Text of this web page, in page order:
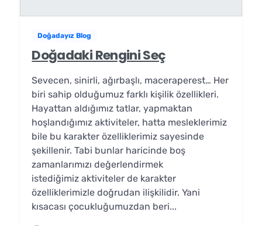
Doğadayız Blog
Doğadaki Rengini Seç
Sevecen, sinirli, ağırbaşlı, maceraperest… Her
biri sahip olduğumuz farklı kişilik özellikleri.
Hayattan aldığımız tatlar, yapmaktan
hoşlandığımız aktiviteler, hatta mesleklerimiz
bile bu karakter özelliklerimiz sayesinde
şekillenir. Tabi bunlar haricinde boş
zamanlarımızı değerlendirmek
istediğimiz aktiviteler de karakter
özelliklerimizle doğrudan ilişkilidir. Yani
kısacası çocukluğumuzdan beri...